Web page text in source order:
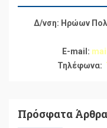
Δ/νση: Ηρώων
E-mail:
Τηλέφωνα:
Πρόσφατα Άρθρα